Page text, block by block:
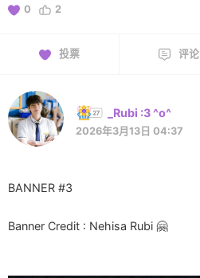
0 2
投票 评论
_Rubi :3 ^o^
2026年3月13日 04:37
BANNER #3
Banner Credit : Nehisa Rubi 🤗